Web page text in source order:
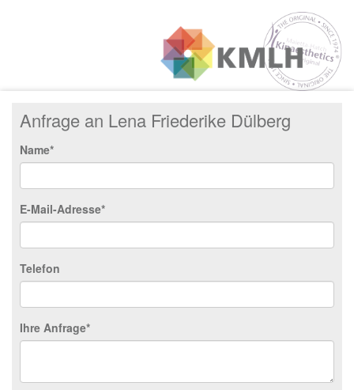
Anfrage an Lena Friederike Dülberg
Name*
E-Mail-Adresse*
Telefon
Ihre Anfrage*